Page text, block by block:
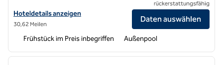
Hoteldetails für Home2 Suites by Hilton San Bernardino anzeigen
Hoteldetails anzeigen
30,62 Meilen
rückerstattungsfähig
Daten auswählen
Frühstück im Preis inbegriffen Außenpool
1 von 12